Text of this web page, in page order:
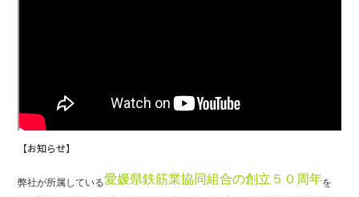
【お知らせ】
弊社が所属している愛媛県鉄筋業協同組合の創立５０周年を